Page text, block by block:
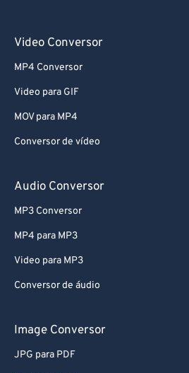
Video Conversor
MP4 Conversor
Video para GIF
MOV para MP4
Conversor de vídeo
Audio Conversor
MP3 Conversor
MP4 para MP3
Video para MP3
Conversor de áudio
Image Conversor
JPG para PDF